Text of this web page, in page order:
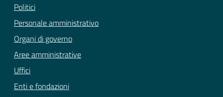
Politici
Personale amministrativo
Organi di governo
Aree amministrative
Uffici
Enti e fondazioni